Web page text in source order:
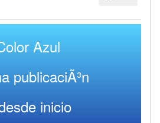
Azul
publicaciÃ³n
inicio